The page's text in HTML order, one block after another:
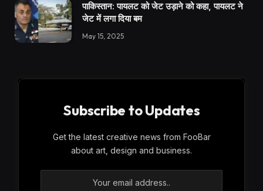
पाकिस्तान: पायलट को जेट उड़ाने को कहा, पायलट ने
जेट में लगा दिया बम
May 15, 2025
Subscribe to Updates
Get the latest creative news from FooBar
about art, design and business.